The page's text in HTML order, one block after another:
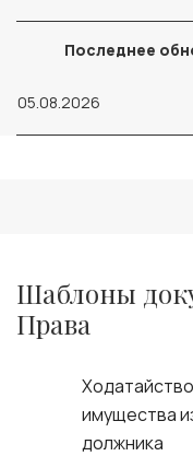
Последнее
05.08.2026
Шаблоны
Права
имущества
должника